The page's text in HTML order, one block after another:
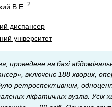
В.Е. 2
диспансер
університет
проведене на базі
включено 188 хворих,
ретроспективним,
ліфатичних вузлів.